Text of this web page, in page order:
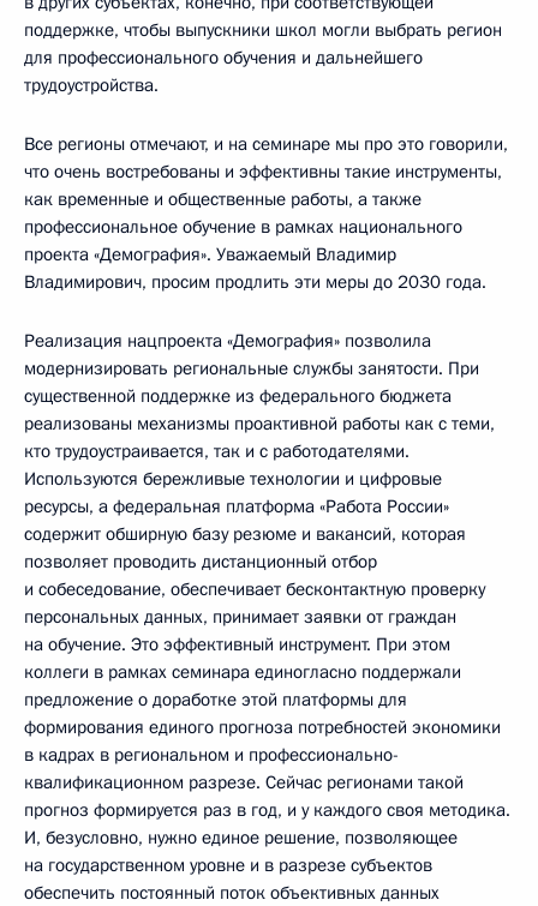
поддержке, чтобы выпускники школ могли выбрать регион
для профессионального обучения и дальнейшего
трудоустройства.
Все регионы отмечают, и на семинаре мы про это говорили,
что очень востребованы и эффективны такие инструменты,
как временные и общественные работы, а также
профессиональное обучение в рамках национального
проекта «Демография». Уважаемый Владимир
Владимирович, просим продлить эти меры до 2030 года.
Реализация нацпроекта «Демография» позволила
модернизировать региональные службы занятости. При
существенной поддержке из федерального бюджета
реализованы механизмы проактивной работы как с теми,
кто трудоустраивается, так и с работодателями.
Используются бережливые технологии и цифровые
ресурсы, а федеральная платформа «Работа России»
содержит обширную базу резюме и вакансий, которая
позволяет проводить дистанционный отбор
и собеседование, обеспечивает бесконтактную проверку
персональных данных, принимает заявки от граждан
на обучение. Это эффективный инструмент. При этом
коллеги в рамках семинара единогласно поддержали
предложение о доработке этой платформы для
формирования единого прогноза потребностей экономики
в кадрах в региональном и профессионально-
квалификационном разрезе. Сейчас регионами такой
прогноз формируется раз в год, и у каждого своя методика.
И, безусловно, нужно единое решение, позволяющее
на государственном уровне и в разрезе субъектов
обеспечить постоянный поток объективных данных